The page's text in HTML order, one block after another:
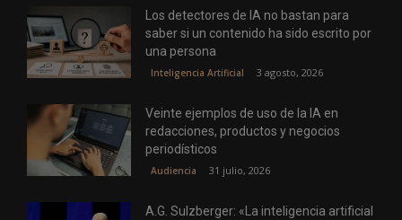
Los detectores de IA no bastan para
saber si un contenido ha sido escrito por
una persona
Inteligencia Artificial 3 agosto, 2026
Veinte ejemplos de uso de la IA en
redacciones, productos y negocios
periodísticos
Audiencia 31 julio, 2026
A.G. Sulzberger: «La inteligencia artificial